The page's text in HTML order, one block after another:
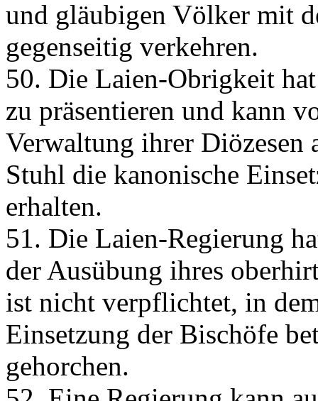
und gläubigen Völker mit
gegenseitig verkehren.
50. Die Laien-Obrigkeit
zu präsentieren und kann
Verwaltung ihrer Diözesen
Stuhl die kanonische
erhalten.
51. Die Laien-Regierung
der Ausübung ihres
ist nicht verpflichtet, in
Einsetzung der Bischöfe
gehorchen.